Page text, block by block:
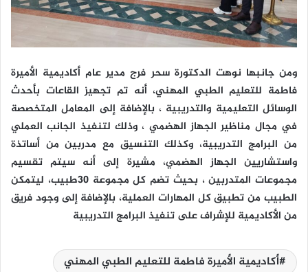
ومن جانبها نوهت الدكتورة سحر فرج مدير عام أكاديمية الأميرة
فاطمة للتعليم الطبي المهني، أنه تم تجهيز القاعات بأحدث
الوسائل التعليمية والتدريبية ، بالإضافة إلى المعامل المتخصصة
في مجال مناظير الجهاز الهضمي ، وذلك لتنفيذ الجانب العملي
من البرامج التدريبية، وكذلك التنسيق مع مدربين من أساتذة
واستشاريين الجهاز الهضمي، مشيرة إلى أنه سيتم تقسيم
مجموعات المتدربين ، بحيث تضم كل مجموعة 30طبيب، ليتمكن
الطبيب من تطبيق كل المهارات العملية، بالإضافة إلى وجود فريق
من الأكاديمية للإشراف على تنفيذ البرامج التدريبية
أكاديمية الأميرة فاطمة للتعليم الطبي المهني